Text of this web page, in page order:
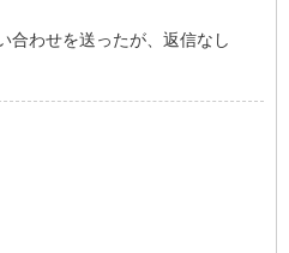
合わせを送ったが、返信なし